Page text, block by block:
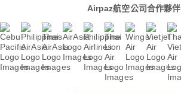
Airpaz航空公司合作夥伴